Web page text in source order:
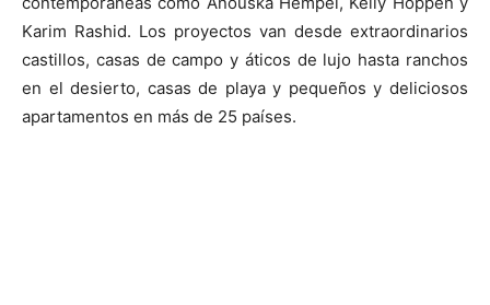
Karim Rashid. Los proyectos van desde extraordinarios
castillos, casas de campo y áticos de lujo hasta ranchos
en el desierto, casas de playa y pequeños y deliciosos
apartamentos en más de 25 países.